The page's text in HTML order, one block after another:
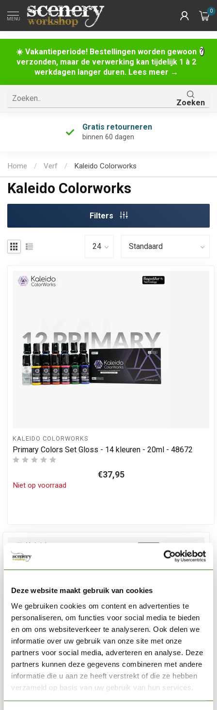
Deze website maakt gebruik van cookies
We gebruiken cookies om content en advertenties te
personaliseren, om functies voor social media te bieden
en om ons websiteverkeer te analyseren. Ook delen we
informatie over uw gebruik van onze site met onze
partners voor social media, adverteren en analyse. Deze
partners kunnen deze gegevens combineren met andere
informatie die u aan ze heeft verstrekt of die ze hebben
verzameld op basis van uw gebruik van hun services.
☀️ Vakantieperiode! Bestellingen worden gewoon
verzonden, maar de verwerking kan tijdelijk 1 à 2
werkdagen langer duren. Lees meer →
MENU
0
Zoeken
Gratis retourneren
binnen 60 dagen
Home / Verf / Kaleido Colorworks
Kaleido Colorworks
Filters
KALEIDO COLORWORKS
Primary Colors Set Gloss - 14 kleuren - 20ml - 48672
€37,95
Niet op voorraad